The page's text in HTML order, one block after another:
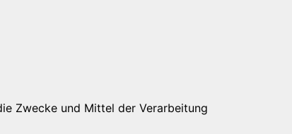
Zwecke und Mittel der Verarbeitung